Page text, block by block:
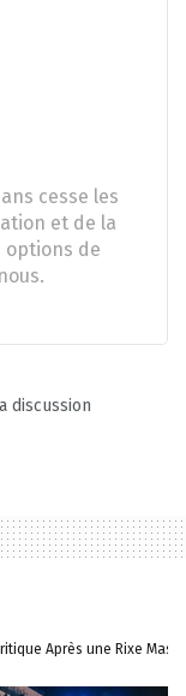
cesse les
et de la
options de
discussion
Après une Rixe